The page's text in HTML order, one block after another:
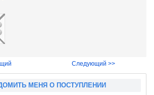
Следующий >>
МЕНЯ О ПОСТУПЛЕНИИ